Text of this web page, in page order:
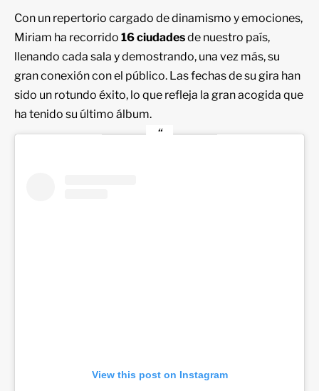
Con un repertorio cargado de dinamismo y emociones,
Miriam ha recorrido 16 ciudadesde nuestro país,
llenando cada sala y demostrando, una vez más, su
gran conexión con el público. Las fechas de su gira han
sido un rotundo éxito, lo que refleja la gran acogida que
ha tenido su último álbum.
View this post on Instagram